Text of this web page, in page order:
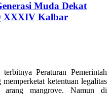
Muda Dekat
XXXIV Kalbar
Peraturan Pemerintah
ketentuan legalitas
arang mangrove. Namun di